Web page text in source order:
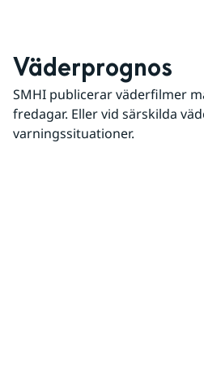
Väderprognos
SMHI publicerar väderfilmer
fredagar. Eller vid särskilda
varningssituationer.